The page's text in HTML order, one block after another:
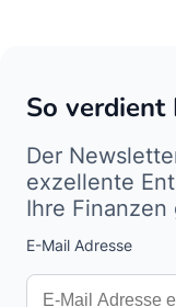
So verdient
Der
exzellente
Ihre Finanzen
E-Mail Adresse
Interests
Amount